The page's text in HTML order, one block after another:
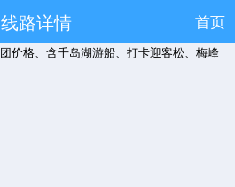
线路详情 首页